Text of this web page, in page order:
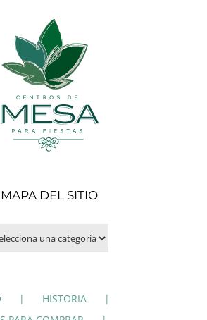
MAPA DEL SITIO
HISTORIA